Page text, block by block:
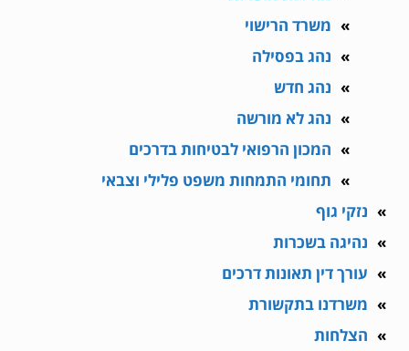
משרד הרישוי
נהג בפסילה
נהג חדש
נהג לא מורשה
המכון הרפואי לבטיחות בדרכים
תחומי התמחות משפט פלילי וצבאי
נזקי גוף
נהיגה בשכרות
עורך דין תאונות דרכים
משרדנו בתקשורת
הצלחות